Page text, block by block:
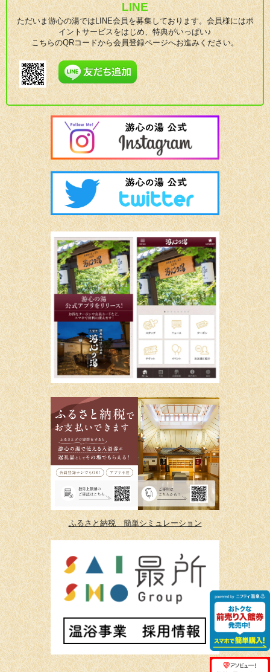
LINE
ただいま游心の湯ではLINE会員を募集しております。会員様にはポ
イントサービスをはじめ、特典がいっぱい♪
こちらのQRコードから会員登録ページへお進みください。
ふるさと納税 簡単シミュレーション